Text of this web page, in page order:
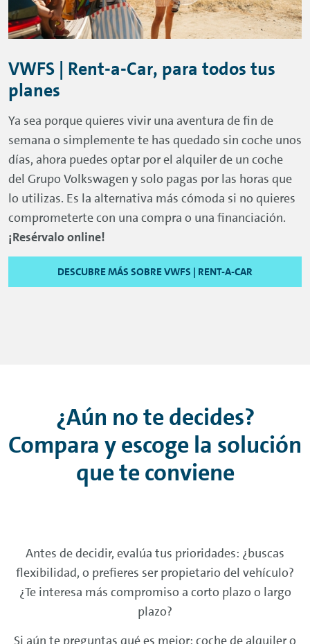
VWFS | Rent-a-Car, para todos tus
planes
Ya sea porque quieres vivir una aventura de fin de
semana o simplemente te has quedado sin coche unos
días, ahora puedes optar por el alquiler de un coche
del Grupo Volkswagen y solo pagas por las horas que
lo utilizas. Es la alternativa más cómoda si no quieres
comprometerte con una compra o una financiación.
¡Resérvaloonline!
DESCUBRE MÁS SOBRE VWFS | RENT-A-CAR
¿Aún no te decides?
Compara y escoge la solución
que te conviene
Antes de decidir, evalúa tus prioridades: ¿buscas
flexibilidad, o prefieres ser propietario del vehículo?
¿Te interesa más compromiso a corto plazo o largo
plazo?
Si aún te preguntas qué es mejor: coche de alquiler o